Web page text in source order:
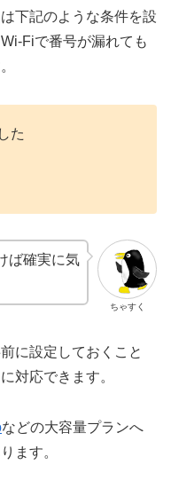
下記のような条件を設
Fiで番号が漏れても
た
ちゃすく
ば確実に気
に設定しておくこと
対応できます。
などの大容量プランへ
ます。